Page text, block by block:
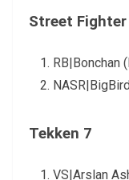
Street
RB|Bonchan
Tekken 7
VS|Arslan